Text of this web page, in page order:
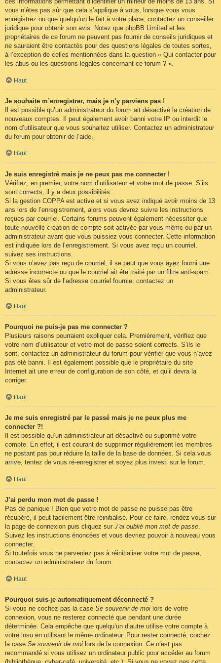
vous n’êtes pas sûr que cela s’applique à vous, lorsque vous vous
enregistrez ou que quelqu’un le fait à votre place, contactez un conseiller
juridique pour obtenir son avis. Notez que phpBB Limited et les
propriétaires de ce forum ne peuvent pas fournir de conseils juridiques et
ne sauraient être contactés pour des questions légales de toutes sortes,
à l’exception de celles mentionnées dans la question « Qui contacter pour
les abus ou les questions légales concernant ce forum ? ».
Haut
Je souhaite m’enregistrer, mais je n’y parviens pas !
Il est possible qu’un administrateur du forum ait désactivé la création de
nouveaux comptes. Il peut également avoir banni votre IP ou interdit le
nom d’utilisateur que vous souhaitez utiliser. Contactez un administrateur
du forum pour obtenir de l’aide.
Haut
Je suis enregistré mais je ne peux pas me connecter !
Vérifiez, en premier, votre nom d’utilisateur et votre mot de passe. S’ils
sont corrects, il y a deux possibilités :
Si la gestion COPPA est active et si vous avez indiqué avoir moins de 13
ans lors de l’enregistrement, alors vous devrez suivre les instructions
reçues par courriel. Certains forums peuvent également nécessiter que
toute nouvelle création de compte soit activée par vous-même ou par un
administrateur avant que vous puissiez vous connecter. Cette information
est indiquée lors de l’enregistrement. Si vous avez reçu un courriel,
suivez ses instructions.
Si vous n’avez pas reçu de courriel, il se peut que vous ayez fourni une
adresse incorrecte ou que le courriel ait été traité par un filtre anti-spam.
Si vous êtes sûr de l’adresse courriel fournie, contactez un
administrateur.
Haut
Pourquoi ne puis-je pas me connecter ?
Plusieurs raisons pourraient expliquer cela. Premièrement, vérifiez que
votre nom d’utilisateur et votre mot de passe soient corrects. S’ils le
sont, contactez un administrateur du forum pour vérifier que vous n’avez
pas été banni. Il est également possible que le propriétaire du site
Internet ait une erreur de configuration de son côté, et qu’il devra la
corriger.
Haut
Je me suis enregistré par le passé mais je ne peux plus me
connecter ?!
Il est possible qu’un administrateur ait désactivé ou supprimé votre
compte. En effet, il est courant de supprimer régulièrement les membres
ne postant pas pour réduire la taille de la base de données. Si cela vous
arrive, tentez de vous ré-enregistrer et soyez plus investi sur le forum.
Haut
J’ai perdu mon mot de passe !
Pas de panique ! Bien que votre mot de passe ne puisse pas être
récupéré, il peut facilement être réinitialisé. Pour ce faire, rendez vous sur
la page de connexion puis cliquez sur J’ai oublié mon mot de passe.
Suivez les instructions énoncées et vous devriez pouvoir à nouveau vous
connecter.
Si toutefois vous ne parveniez pas à réinitialiser votre mot de passe,
contactez un administrateur du forum.
Haut
Pourquoi suis-je automatiquement déconnecté ?
Si vous ne cochez pas la case Se souvenir de moi lors de votre
connexion, vous ne resterez connecté que pendant une durée
déterminée. Cela empêche que quelqu’un d’autre utilise votre compte à
votre insu en utilisant le même ordinateur. Pour rester connecté, cochez
la case Se souvenir de moi lors de la connexion. Ce n’est pas
recommandé si vous utilisez un ordinateur public pour accéder au forum